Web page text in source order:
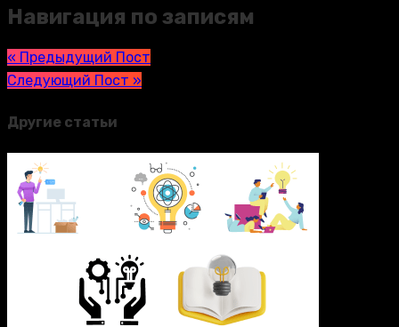
Навигация по записям
« Предыдущий Пост
Следующий Пост »
Другие статьи